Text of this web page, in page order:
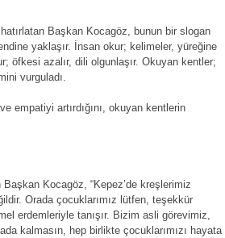
Başkan Kocagöz, bunun bir slogan
yaklaşır. İnsan okur; kelimeler, yüreğine
öfkesi azalır, dili olgunlaşır. Okuyan kentler;
vurguladı.
empatiyi artırdığını, okuyan kentlerin
Kocagöz, “Kepez’de kreşlerimiz
Orada çocuklarımız lütfen, teşekkür
erdemleriyle tanışır. Bizim asli görevimiz,
kalmasın, hep birlikte çocuklarımızı hayata